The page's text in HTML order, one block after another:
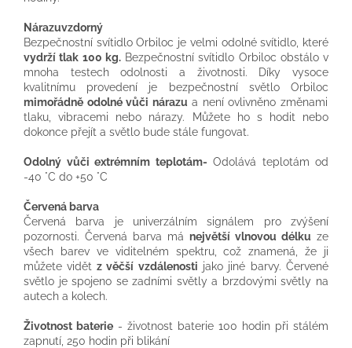
Nárazuvzdorný
Bezpečnostní svítidlo Orbiloc je velmi odolné svítidlo, které
vydrží tlak 100 kg.Bezpečnostní svítidlo Orbiloc obstálo v
mnoha testech odolnosti a životnosti. Díky vysoce
kvalitnímu provedení je bezpečnostní světlo Orbiloc
mimořádně odolné vůči nárazu a není ovlivněno změnami
tlaku, vibracemi nebo nárazy. Můžete ho s hodit nebo
dokonce přejít a světlo bude stále fungovat.
Odolný vůči extrémním teplotám- Odolává teplotám od
-40 °C do +50 °C
Červená barva
Červená barva je univerzálním signálem pro zvýšení
pozornosti. Červená barva má největší vlnovou délku ze
všech barev ve viditelném spektru, což znamená, že ji
můžete vidět z věčší vzdálenosti jako jiné barvy. Červené
světlo je spojeno se zadními světly a brzdovými světly na
autech a kolech.
Životnost baterie - životnost baterie 100 hodin při stálém
zapnutí, 250 hodin při blikání